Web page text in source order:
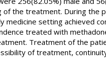
the treatment. During the
setting achieved
treated with
Treatment of the
of treatment,